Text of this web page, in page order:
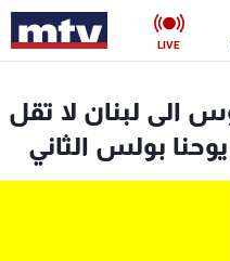
LIVE
الى لبنان لا تقل
بولس الثاني